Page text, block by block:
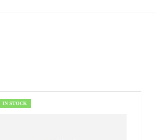
IN STOCK